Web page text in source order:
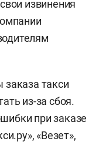
извинения
заказа такси
из-за сбоя.
при заказе
«Везет»,